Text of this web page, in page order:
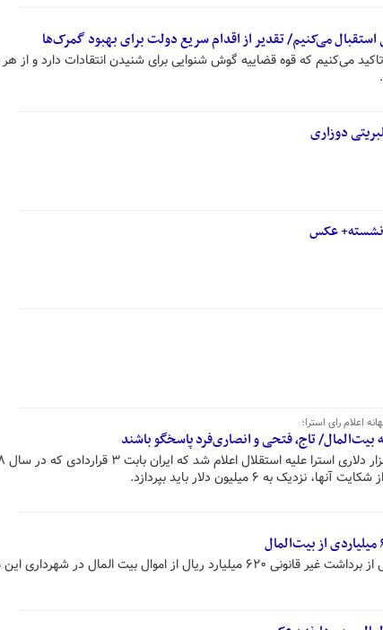
می‌کنیم/ تقدیر از اقدام سریع دولت برای بهبود گمرک‌ها
می‌کنیم که قوه قضاییه گوش شنوایی برای شنیدن انتقادات دارد و از هر
دوزاری
نشسته+ عکس
به ۶ میلیون دلار باید بپردازد.